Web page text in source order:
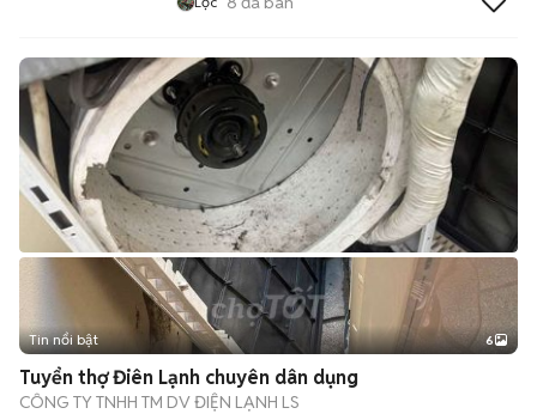
+2
Tin nổi bật 6
Tuyển thợ Điên Lạnh chuyên dân dụng
CÔNG TY TNHH TM DV ĐIỆN LẠNH LS